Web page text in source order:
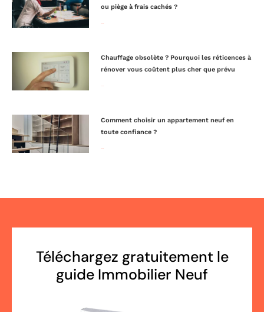
ou piège à frais cachés ?
Chauffage obsolète ? Pourquoi les réticences à
rénover vous coûtent plus cher que prévu
Comment choisir un appartement neuf en
toute confiance ?
Téléchargez gratuitement le
guide Immobilier Neuf